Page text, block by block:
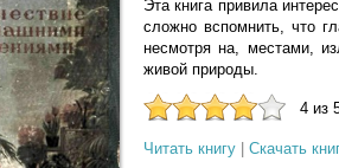
Эта книга привила
сложно вспомнить, что
несмотря на, местами,
живой природы.
4 из
Читать книгу| Скачать